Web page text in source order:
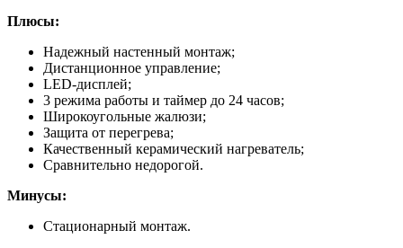
Плюсы:
Надежный настенный монтаж;
Дистанционное управление;
LED-дисплей;
3 режима работы и таймер до 24 часов;
Широкоугольные жалюзи;
Защита от перегрева;
Качественный керамический нагреватель;
Сравнительно недорогой.
Минусы:
Стационарный монтаж.